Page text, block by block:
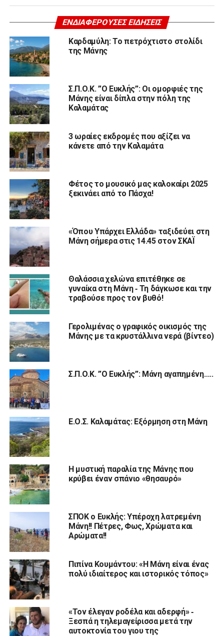
ΕΝΔΙΑΦΈΡΟΥΣΕΣ ΕΙΔΉΣΕΙΣ
Καρδαμύλη: Το πετρόχτιστο στολίδι
της Μάνης
Σ.Π.Ο.Κ. ”Ο Ευκλής”: Οι ομορφιές της
Μάνης είναι δίπλα στην πόλη της
Καλαμάτας
3 ωραίες εκδρομές που αξίζει να
κάνετε από την Καλαμάτα
Φέτος το μουσικό μας καλοκαίρι 2025
ξεκινάει από το Πάσχα!
«Όπου Υπάρχει Ελλάδα» ταξιδεύει στη
Μάνη σήμερα στις 14.45 στον ΣΚΑΪ
Θαλάσσια χελώνα επιτέθηκε σε
γυναίκα στη Μάνη ‑ Τη δάγκωσε και την
τραβούσε προς τον βυθό!
Γερολιμένας o γραφικός οικισμός της
Μάνης με τα κρυστάλλινα νερά (βίντεο)
Σ.Π.Ο.Κ. ”Ο Ευκλής”: Μάνη αγαπημένη…..
Ε.Ο.Σ. Καλαμάτας: Εξόρμηση στη Μάνη
Η μυστική παραλία της Μάνης που
κρύβει έναν σπάνιο «θησαυρό»
ΣΠΟΚ ο Ευκλής: Υπέροχη λατρεμένη
Μάνη!! Πέτρες, Φως, Χρώματα και
Αρώματα!!
Πιπίνα Κουμάντου: «Η Μάνη είναι ένας
πολύ ιδιαίτερος και ιστορικός τόπος»
«Τον έλεγαν ροδέλα και αδερφή» ‑
Ξεσπά η τηλεμαγείρισσα μετά την
αυτοκτονία του γιου της